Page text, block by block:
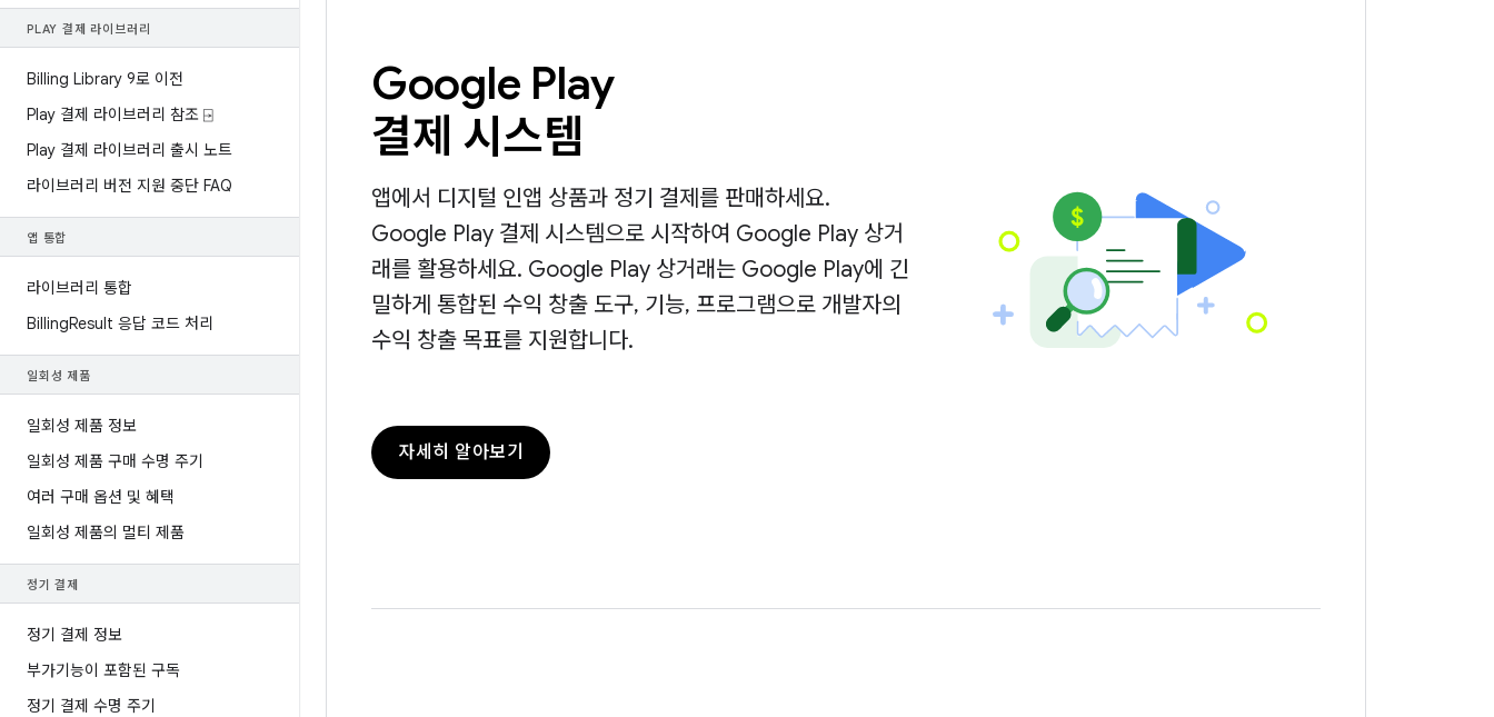
PLAY 결제 라이브러리
Billing Library 9로 이전
Play 결제 라이브러리 참조 ⍈
Play 결제 라이브러리 출시 노트
라이브러리 버전 지원 중단 FAQ
앱 통합
라이브러리 통합
BillingResult 응답 코드 처리
일회성 제품
일회성 제품 정보
일회성 제품 구매 수명 주기
여러 구매 옵션 및 혜택
일회성 제품의 멀티 제품
정기 결제
정기 결제 정보
부가기능이 포함된 구독
정기 결제 수명 주기
Google Play
결제 시스템
앱에서 디지털 인앱 상품과 정기 결제를 판매하세요.
Google Play 결제 시스템으로 시작하여 Google Play 상거
래를 활용하세요. Google Play 상거래는 Google Play에 긴
밀하게 통합된 수익 창출 도구, 기능, 프로그램으로 개발자의
수익 창출 목표를 지원합니다.
자세히 알아보기